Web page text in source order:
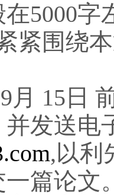
在5000字
紧围绕
9月 15 日
发送电
,以利
篇论文